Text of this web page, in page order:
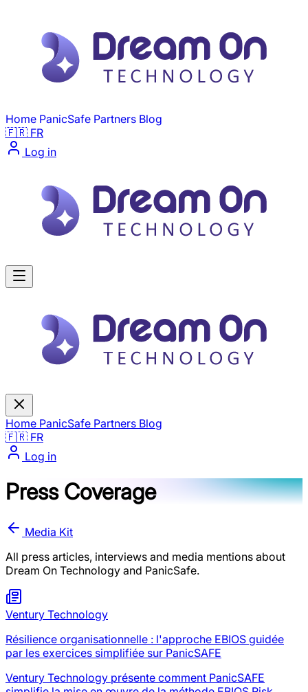
Home PanicSafe Partners Blog
🇫🇷 FR
Log in
Home PanicSafe Partners Blog
🇫🇷 FR
Log in
Press Coverage
Media Kit
All press articles, interviews and media mentions about
Dream On Technology and PanicSafe.
Ventury Technology
Résilience organisationnelle : l'approche EBIOS guidée
par les exercices simplifiée sur PanicSAFE
Ventury Technology présente comment PanicSAFE